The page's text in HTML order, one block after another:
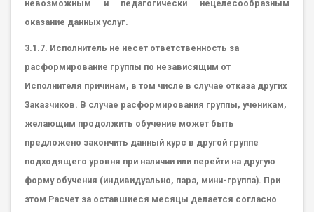
невозможным и педагогически нецелесообразным
оказание данных услуг.
3.1.7. Исполнитель не несет ответственность за
расформирование группы по независящим от
Исполнителя причинам, в том числе в случае отказа других
Заказчиков. В случае расформирования группы, ученикам,
желающим продолжить обучение может быть
предложено закончить данный курс в другой группе
подходящего уровня при наличии или перейти на другую
форму обучения (индивидуально, пара, мини-группа). При
этом Расчет за оставшиеся месяцы делается согласно